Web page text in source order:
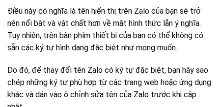
Điều này có nghĩa là tên hiển thị trên Zalo của bạn sẽ trở
nên nổi bật và vật chất hơn về mặt hình thức lẫn ý nghĩa.
Tuy nhiên, trên bàn phím thiết bị của bạn có thể không có
sẵn các ký tự hình dạng đặc biệt như mong muốn.
Do đó, để thay đổi tên Zalo có ký tự đặc biệt, bạn hãy sao
chép những ký tự phù hợp từ các trang web hoặc ứng dụng
khác và dán vào ô chỉnh sửa tên của Zalo trước khi cập